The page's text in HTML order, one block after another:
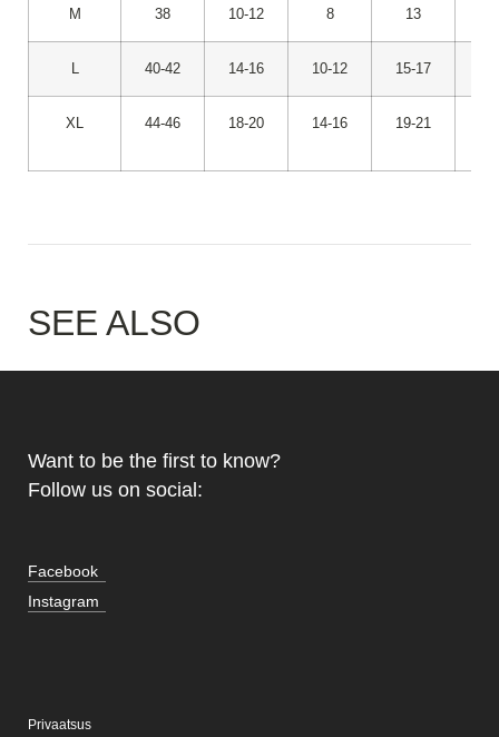
M 38 10-12 8 13
40-42 14-16 10-12 15-17
XL 44-46 18-20 14-16 19-21
SEE ALSO
Want to be the first to know?
Follow us on social:
Facebook
Instagram
Privaatsus